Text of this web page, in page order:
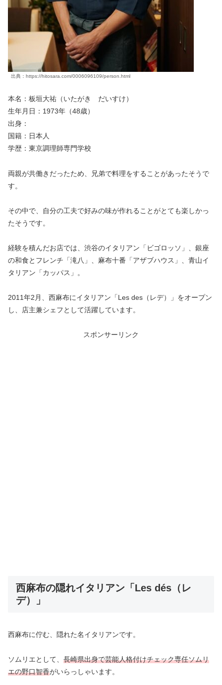
出典：https://hitosara.com/0006096109/person.html
本名： 板垣大祐（いたがき だいすけ）
生年月日：1973年（48歳）
出身：
国籍：日本人
学歴：東京調理師専門学校
両親が共働きだったため、兄弟で料理をすることがあったそうで
す。
その中で、自分の工夫で好みの味が作れることがとても楽しかっ
たそうです。
経験を積んだお店では、渋谷のイタリアン「ビゴロッソ」、銀座
の和食とフレンチ「滝八」、麻布十番「アザブハウス」、青山イ
タリアン「カッパス」。
2011年2月、西麻布にイタリアン「Les des（レデ）」をオープン
し、店主兼シェフとして活躍しています。
スポンサーリンク
西麻布の隠れイタリアン「Les dés（レ
デ）」
西麻布に佇む、隠れた名イタリアンです。
ソムリエとして、 長崎県出身で芸能人格付けチェック専任ソムリ
エの野口智香がいらっしゃいます。